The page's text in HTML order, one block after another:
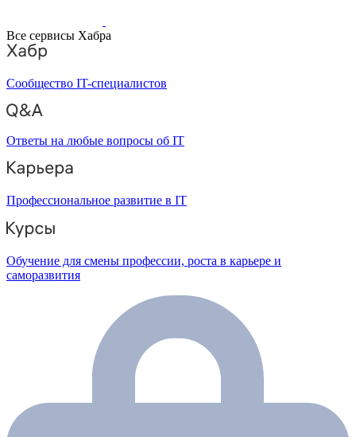
Все сервисы Хабра
Сообщество IT-специалистов
Ответы на любые вопросы об IT
Профессиональное развитие в IT
Обучение для смены профессии, роста в карьере и
саморазвития